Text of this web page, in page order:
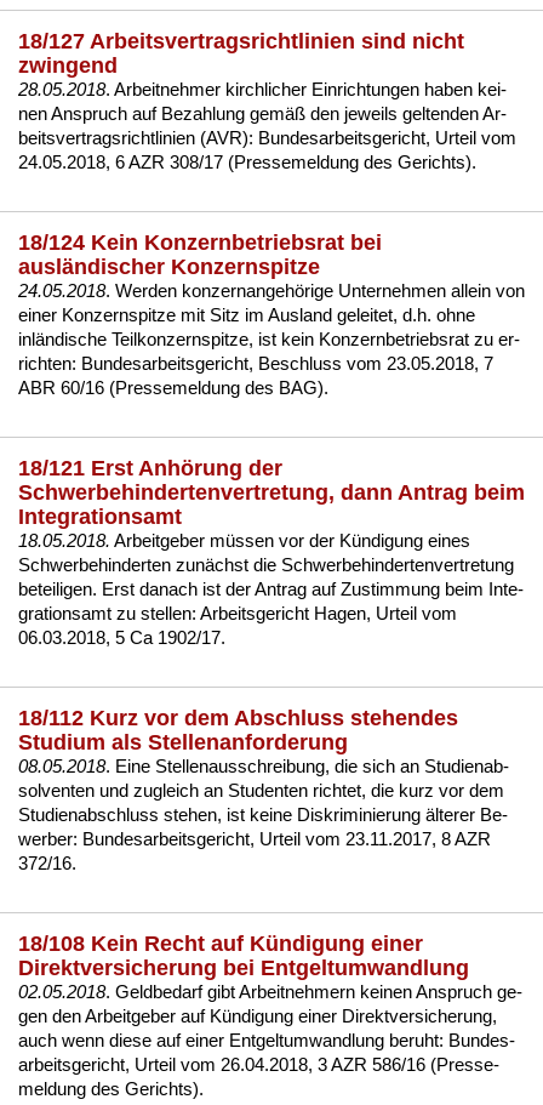
18/127 Arbeitsvertragsrichtlinien sind nicht
zwingend
28.05.2018. Ar­beit­neh­mer kirch­li­cher Ein­rich­tun­gen ha­ben kei­
nen An­spruch auf Be­zah­lung gemäß den je­weils gel­ten­den Ar­
beits­ver­trags­richt­li­ni­en (AVR): Bun­des­ar­beits­ge­richt, Ur­teil vom
24.05.2018, 6 AZR 308/17 (Pres­se­mel­dung des Ge­richts).
18/124 Kein Konzernbetriebsrat bei
ausländischer Konzernspitze
24.05.2018. Wer­den kon­zern­an­gehöri­ge Un­ter­neh­men al­lein von
ei­ner Kon­zern­spit­ze mit Sitz im Aus­land ge­lei­tet, d.h. oh­ne
inländi­sche Teil­kon­zern­spit­ze, ist kein Kon­zern­be­triebs­rat zu er­
rich­ten: Bun­des­ar­beits­ge­richt, Be­schluss vom 23.05.2018, 7
ABR 60/16 (Pres­se­mel­dung des BAG).
18/121 Erst Anhörung der
Schwerbehindertenvertretung, dann Antrag beim
Integrationsamt
18.05.2018. Ar­beit­ge­ber müssen vor der Kündi­gung ei­nes
Schwer­be­hin­der­ten zunächst die Schwer­be­hin­der­ten­ver­tre­tung
be­tei­li­gen. Erst da­nach ist der An­trag auf Zu­stim­mung beim In­te­
gra­ti­ons­amt zu stel­len: Ar­beits­ge­richt Ha­gen, Ur­teil vom
06.03.2018, 5 Ca 1902/17.
18/112 Kurz vor dem Abschluss stehendes
Studium als Stellenanforderung
08.05.2018. Ei­ne Stel­len­aus­schrei­bung, die sich an Stu­di­en­ab­
sol­ven­ten und zu­gleich an Stu­den­ten rich­tet, die kurz vor dem
Stu­di­en­ab­schluss ste­hen, ist kei­ne Dis­kri­mi­nie­rung älte­rer Be­
wer­ber: Bun­des­ar­beits­ge­richt, Ur­teil vom 23.11.2017, 8 AZR
372/16.
18/108 Kein Recht auf Kündigung einer
Direktversicherung bei Entgeltumwandlung
02.05.2018. Geld­be­darf gibt Ar­beit­neh­mern kei­nen An­spruch ge­
gen den Ar­beit­ge­ber auf Kündi­gung ei­ner Di­rekt­ver­si­che­rung,
auch wenn die­se auf ei­ner Ent­gelt­um­wand­lung be­ruht: Bun­des­
ar­beits­ge­richt, Ur­teil vom 26.04.2018, 3 AZR 586/16 (Pres­se­
mel­dung des Ge­richts).